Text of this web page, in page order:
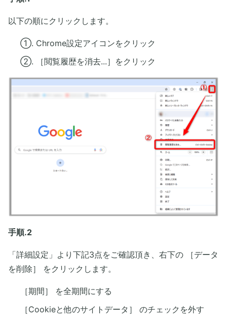
以下の順にクリックします。
①. Chrome設定アイコンをクリック
②. ［閲覧履歴を消去...］をクリック
手順.2
「詳細設定」より下記3点をご確認頂き、右下の ［データ
を削除］ をクリックします。
［期間］ を全期間にする
［Cookieと他のサイトデータ］ のチェックを外す